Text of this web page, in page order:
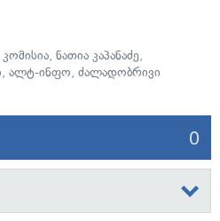
კომისია, ნათია კაპანაძე,
, ალტ-ინფო, ძალადობრივი
0